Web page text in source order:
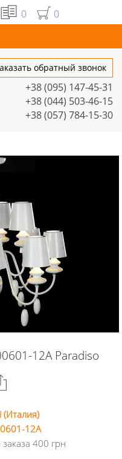
0 0
обратный звонок
+38 (095) 147-45-31
+38 (044) 503-46-15
+38 (057) 784-15-30
12A Paradiso
Facebook
(Италия)
12A
400 грн